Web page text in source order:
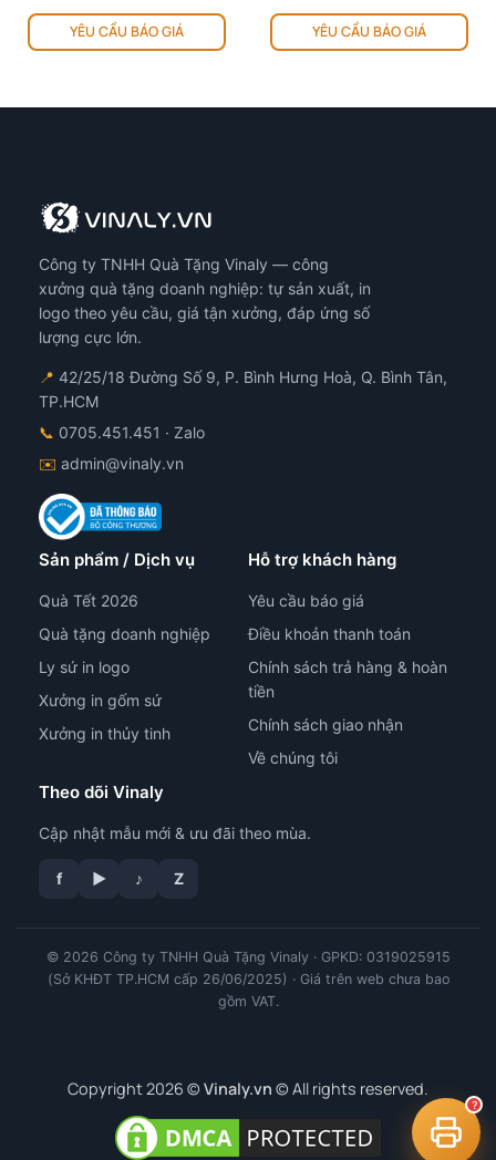
YÊU CẦU BÁO GIÁ YÊU CẦU BÁO GIÁ
Công ty TNHH Quà Tặng Vinaly — công
xưởng quà tặng doanh nghiệp: tự sản xuất, in
logo theo yêu cầu, giá tận xưởng, đáp ứng số
lượng cực lớn.
📍 42/25/18 Đường Số 9, P. Bình Hưng Hoà, Q. Bình Tân,
TP.HCM
📞 0705.451.451 · Zalo
✉️ admin@vinaly.vn
Sản phẩm / Dịch vụ
Quà Tết 2026
Quà tặng doanh nghiệp
Ly sứ in logo
Xưởng in gốm sứ
Xưởng in thủy tinh
Hỗ trợ khách hàng
Yêu cầu báo giá
Điều khoản thanh toán
Chính sách trả hàng & hoàn
tiền
Chính sách giao nhận
Về chúng tôi
Theo dõi Vinaly
Cập nhật mẫu mới & ưu đãi theo mùa.
f ▶ ♪ Z
© 2026 Công ty TNHH Quà Tặng Vinaly · GPKD: 0319025915
(Sở KHĐT TP.HCM cấp 26/06/2025) · Giá trên web chưa bao
gồm VAT.
Copyright 2026 © Vinaly.vn © All rights reserved.
?